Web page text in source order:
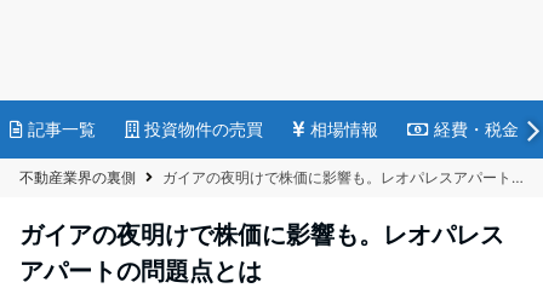
記事一覧 投資物件の売買 相場情報 経費・税金
不動産業界の裏側 ガイアの夜明けで株価に影響も。レオパレスアパートの問題点とは
ガイアの夜明けで株価に影響も。レオパレス
アパートの問題点とは